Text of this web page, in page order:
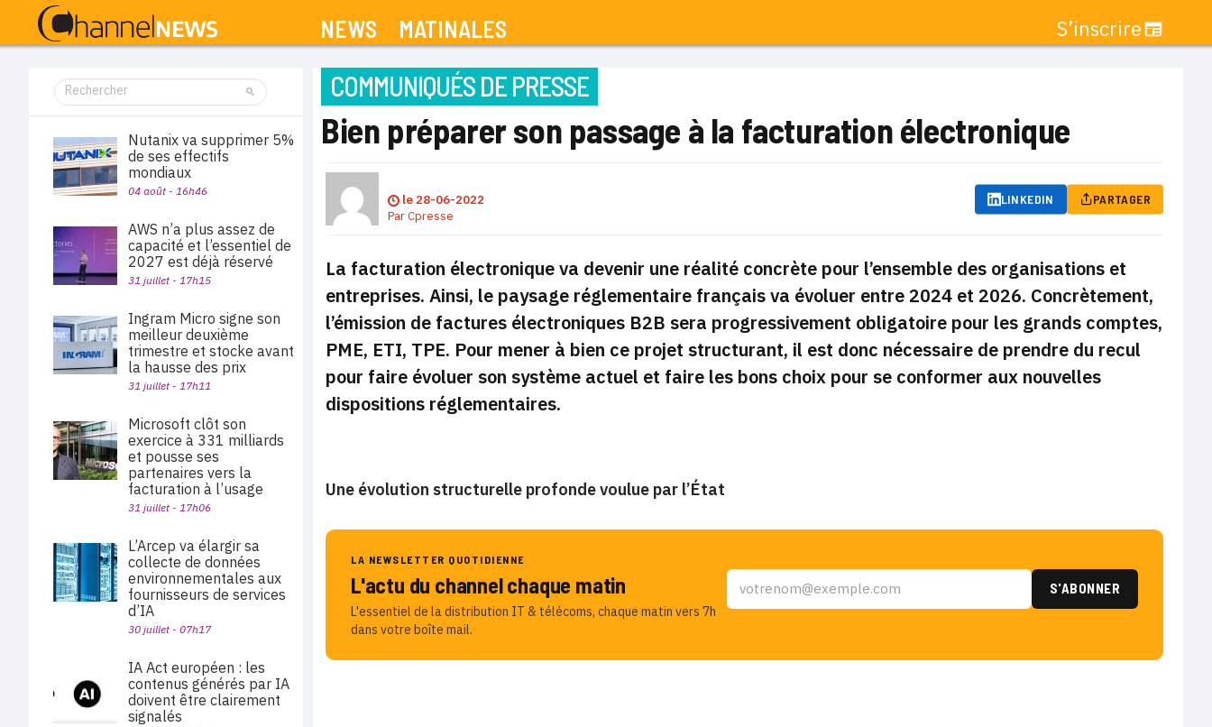
NEWS MATINALES S’inscrire
COMMUNIQUÉS DE PRESSE
Bien préparer son passage à la facturation électronique
le 28-06-2022
ParCpresse
LINKEDIN PARTAGER
La facturation électronique va devenir une réalité concrète pour l’ensemble des organisations et
entreprises. Ainsi, le paysage réglementaire français va évoluer entre 2024 et 2026. Concrètement,
l’émission de factures électroniques B2B sera progressivement obligatoire pour les grands comptes,
PME, ETI, TPE. Pour mener à bien ce projet structurant, il est donc nécessaire de prendre du recul
pour faire évoluer son système actuel et faire les bons choix pour se conformer aux nouvelles
dispositions réglementaires.
Une évolution structurelle profonde voulue par l’État
LA NEWSLETTER QUOTIDIENNE
L'actu du channel chaque matin
L'essentiel de la distribution IT & télécoms, chaque matin vers 7h
dans votre boîte mail.
Nutanix va supprimer 5%
de ses effectifs
mondiaux
04 août - 16h46
AWS n’a plus assez de
capacité et l’essentiel de
2027 est déjà réservé
31 juillet - 17h15
Ingram Micro signe son
meilleur deuxième
trimestre et stocke avant
la hausse des prix
31 juillet - 17h11
Microsoft clôt son
exercice à 331 milliards
et pousse ses
partenaires vers la
facturation à l’usage
31 juillet - 17h06
L’Arcep va élargir sa
collecte de données
environnementales aux
fournisseurs de services
d’IA
30 juillet - 07h17
IA Act européen : les
contenus générés par IA
doivent être clairement
signalés